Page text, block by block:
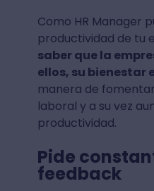
Como HR Manager
productividad de tu
saber que la
ellos, su bienestar
manera de
laboral y a su vez
productividad.
Pide
feedback